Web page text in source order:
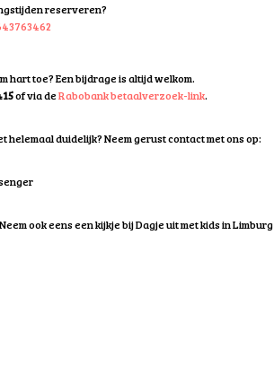
reserveren?
hart toe? Een bijdrage is altijd welkom.
of via deRabobank betaalverzoek-link.
helemaal duidelijk? Neem gerust contact met ons op:
ook eens een kijkje bijDagje uit met kids in Limburg